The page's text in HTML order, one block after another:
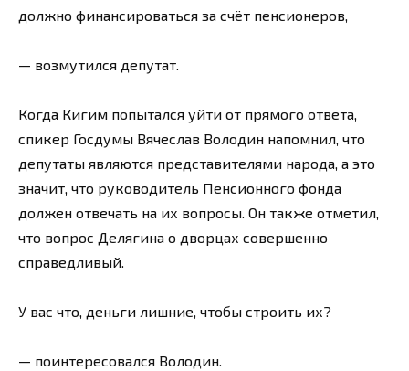
должно финансироваться за счёт пенсионеров,
— возмутился депутат.
Когда Кигим попытался уйти от прямого ответа,
спикер Госдумы Вячеслав Володин напомнил, что
депутаты являются представителями народа, а это
значит, что руководитель Пенсионного фонда
должен отвечать на их вопросы. Он также отметил,
что вопрос Делягина о дворцах совершенно
справедливый.
У вас что, деньги лишние, чтобы строить их?
— поинтересовался Володин.